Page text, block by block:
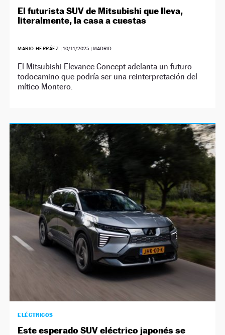
El futurista SUV de Mitsubishi que lleva,
literalmente, la casa a cuestas
MARIO HERRÁEZ |10/11/2025 | MADRID
El Mitsubishi Elevance Concept adelanta un futuro
todocamino que podría ser una reinterpretación del
mítico Montero.
ELÉCTRICOS
Este esperado SUV eléctrico japonés se